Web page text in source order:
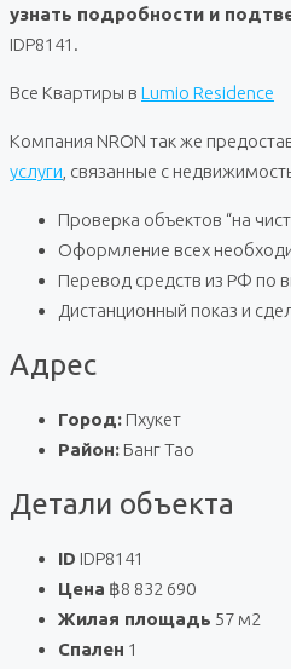
узнать подробности и
IDP8141.
Все Квартиры в Lumio Residence
Компания NRON так же
услуги , связанные с
Проверка объектов “на
Оформление всех
Перевод средств из РФ по
Дистанционный показ и
Адрес
Город: Пхукет
Район: Банг Тао
Детали объекта
ID IDP8141
Цена ฿8 832 690
Жилая площадь 57 м2
Спален 1